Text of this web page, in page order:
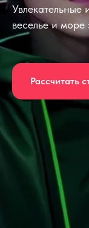
веселье и
Рассчитать